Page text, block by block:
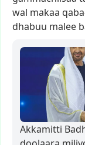
wal makaa
dhabuu malee
Akkamitti